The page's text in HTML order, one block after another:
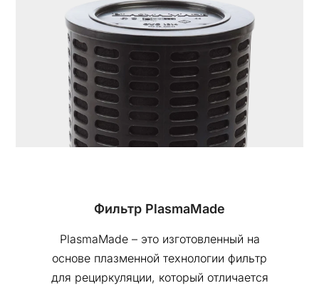
Фильтр PlasmaMade
PlasmaMade – это изготовленный на
основе плазменной технологии фильтр
для рециркуляции, который отличается